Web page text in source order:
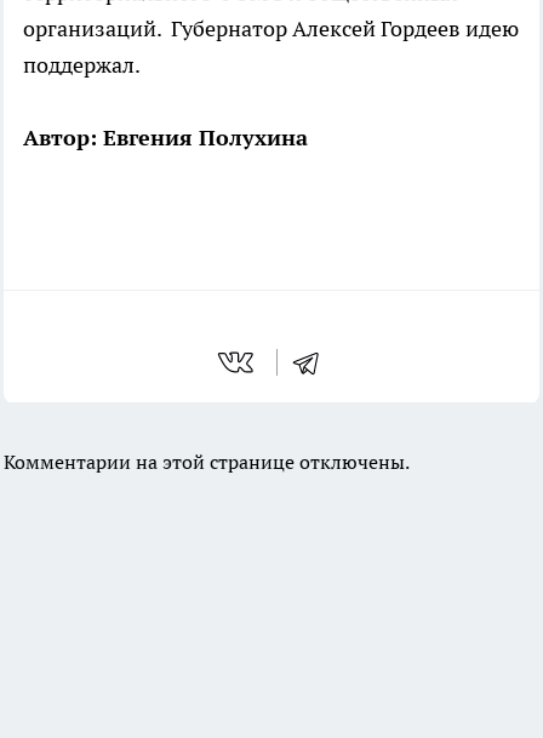
организаций. Губернатор Алексей Гордеев идею
поддержал.
Автор: Евгения Полухина
Комментарии на этой странице отключены.